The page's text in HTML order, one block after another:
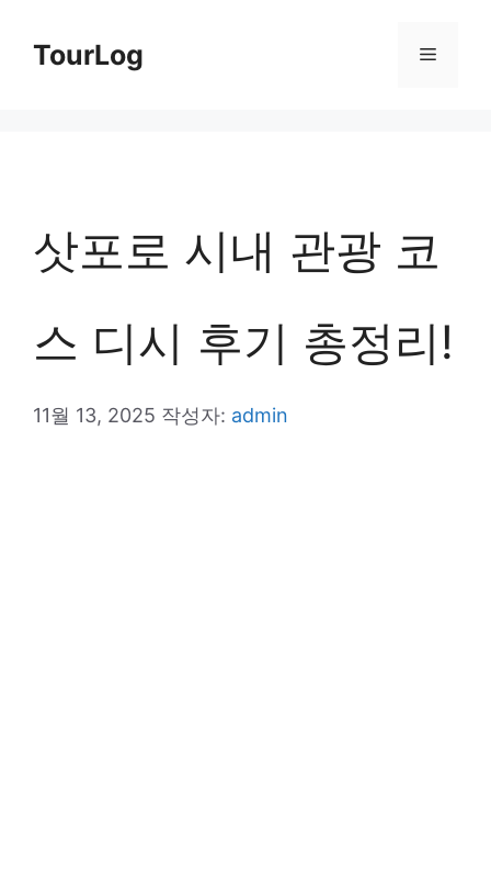
TourLog 메
삿포로 시내 관광 코
스 디시 후기 총정리!
11월 13, 2025 작성자: admin